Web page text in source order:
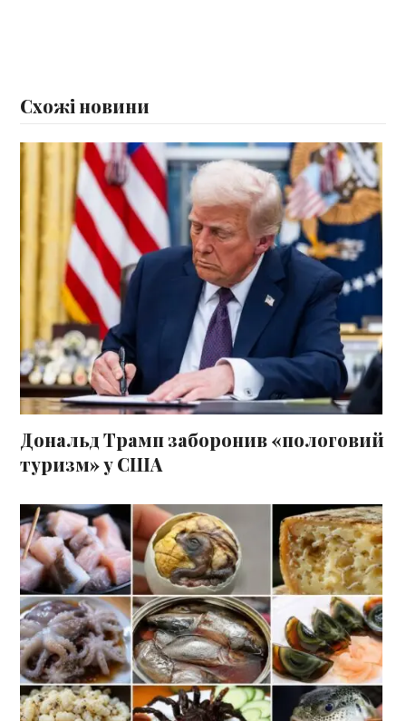
Схожі новини
Дональд Трамп заборонив «пологовий
туризм» у США